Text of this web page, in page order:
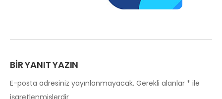
BIR YANIT YAZIN
E-posta adresiniz yayınlanmayacak. Gerekli alanlar * ile
işaretlenmişlerdir